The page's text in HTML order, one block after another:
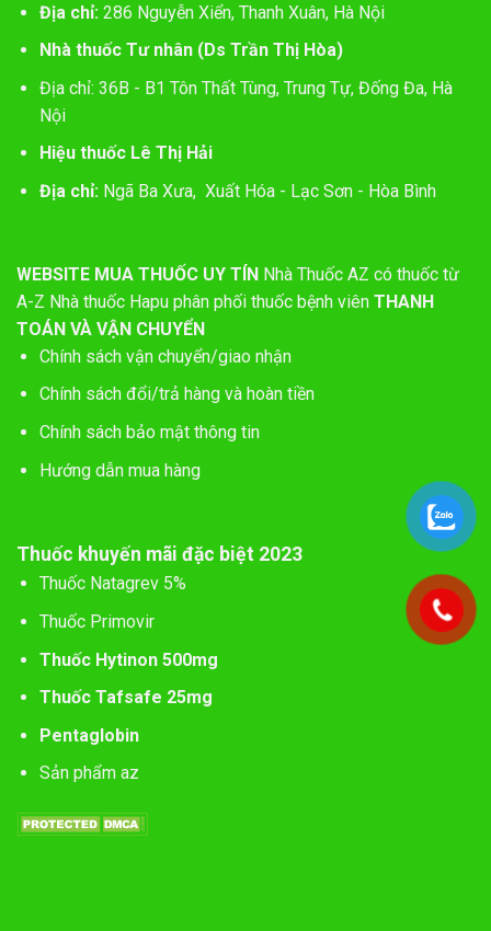
Địa chỉ:286 Nguyễn Xiển, Thanh Xuân, Hà Nội
Nhà thuốc Tư nhân (Ds Trần Thị Hòa)
Địa chỉ: 36B - B1 Tôn Thất Tùng, Trung Tự, Đống Đa, Hà
Nội
Hiệu thuốc Lê Thị Hải
Địa chỉ: Ngã Ba Xưa, Xuất Hóa - Lạc Sơn - Hòa Bình
WEBSITE MUA THUỐC UY TÍN Nhà Thuốc AZ có thuốc từ
A-Z Nhà thuốc Hapu phân phối thuốc bệnh viên THANH
TOÁN VÀ VẬN CHUYỂN
Chính sách vận chuyển/giao nhận
Chính sách đổi/trả hàng và hoàn tiền
Chính sách bảo mật thông tin
Hướng dẫn mua hàng
Thuốc khuyến mãi đặc biệt 2023
Thuốc Natagrev 5%
Thuốc Primovir
Thuốc Hytinon 500mg
Thuốc Tafsafe 25mg
Pentaglobin
Sản phẩm az